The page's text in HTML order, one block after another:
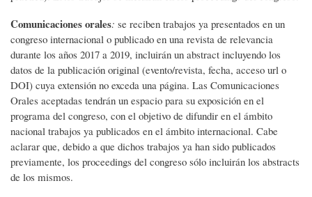
Comunicaciones orales: se reciben trabajos ya presentados en un
congreso internacional o publicado en una revista de relevancia
durante los años 2017 a 2019, incluirán un abstract incluyendo los
datos de la publicación original (evento/revista, fecha, acceso url o
DOI) cuya extensión no exceda una página. Las Comunicaciones
Orales aceptadas tendrán un espacio para su exposición en el
programa del congreso, con el objetivo de difundir en el ámbito
nacional trabajos ya publicados en el ámbito internacional. Cabe
aclarar que, debido a que dichos trabajos ya han sido publicados
previamente, los proceedings del congreso sólo incluirán los abstracts
de los mismos.